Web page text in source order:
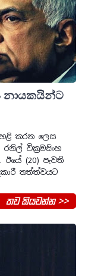
නායකයින්ට
කරන ලෙස
වික්‍රමසිංහ
(20) පැවති
තත්ත්වයට
තව කියවන්න >>